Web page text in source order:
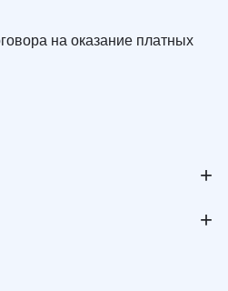
на оказание платных
+
+